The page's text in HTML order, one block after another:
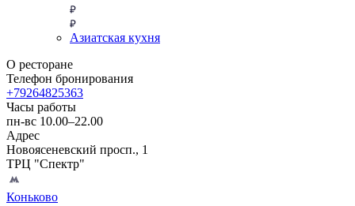
Азиатская кухня
О ресторане
Телефон бронирования
+79264825363
Часы работы
пн-вс 10.00–22.00
Адрес
Новоясеневский просп., 1
ТРЦ "Спектр"
Коньково